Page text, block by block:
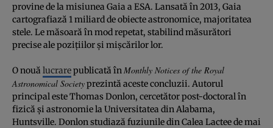
provine de la misiunea Gaia a ESA. Lansată în 2013, Gaia
cartografiază 1 miliard de obiecte astronomice, majoritatea
stele. Le măsoară în mod repetat, stabilind măsurători
precise ale pozițiilor și mișcărilor lor.
O nouă lucrarepublicată în Monthly Notices of the Royal
Astronomical Societyprezintă aceste concluzii. Autorul
principal este Thomas Donlon, cercetător post-doctoral în
fizică și astronomie la Universitatea din Alabama,
Huntsville. Donlon studiază fuziunile din Calea Lactee de mai